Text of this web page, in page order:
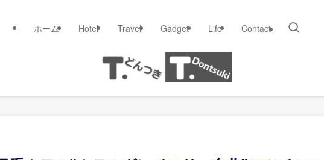
ホーム Hotel Travel Gadget Life Contact